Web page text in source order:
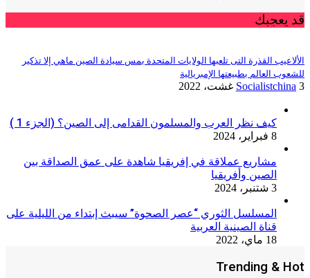
قد يعجبك
الألاعيب القذرة التى تلعبها الولايات المتحدة بمس سيادة الصين ماهي إلا تذكير
للشعوب العالم بطبيعتها الإمبريالية
Socialistchina 3 غشت، 2022
كيف نظر العرب والمسلمون القدامى إلى الصين؟ (الجزء 1 )
8 فبراير، 2024
مشاريع عملاقة في إفريقيا شاهدة على عمق الصداقة بين
الصين وأفريقيا
3 شتنبر، 2024
المسلسل الثوري “عصر الصحوة” سيبث إبتداء من الليلية على
قناة الصينية العربية
18 ماي، 2022
Trending & Hot